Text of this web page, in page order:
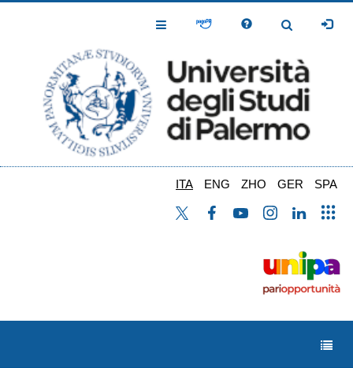
Toggle
Toggle
ITA ENG ZHO GER SPA